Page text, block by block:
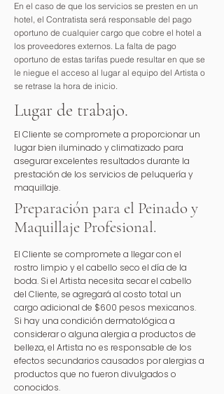
En el caso de que los servicios se presten en un
hotel, el Contratista será responsable del pago
oportuno de cualquier cargo que cobre el hotel a
los proveedores externos. La falta de pago
oportuno de estas tarifas puede resultar en que se
le niegue el acceso al lugar al equipo del Artista o
se retrase la hora de inicio.
Lugar de trabajo.
El Cliente se compromete a proporcionar un
lugar bien iluminado y climatizado para
asegurar excelentes resultados durante la
prestación de los servicios de peluquería y
maquillaje.
Preparación para el Peinado y
Maquillaje Profesional.
El Cliente se compromete a llegar con el
rostro limpio y el cabello seco el día de la
boda. Si el Artista necesita secar el cabello
del Cliente, se agregará al costo total un
cargo adicional de $600 pesos mexicanos.
Si hay una condición dermatológica a
considerar o alguna alergia a productos de
belleza, el Artista no es responsable de los
efectos secundarios causados por alergias a
productos que no fueron divulgados o
conocidos.